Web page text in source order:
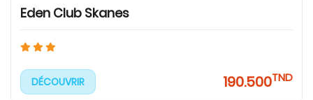
Eden Club Skanes
DÉCOUVRIR 190.500TND